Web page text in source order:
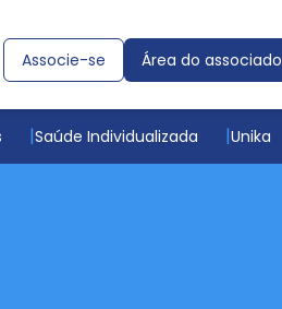
Associe-se Área do associado
Saúde Individualizada Unika